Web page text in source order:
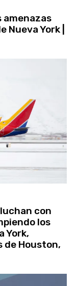
amenazas
Nueva York |
con
los
York,
de Houston,